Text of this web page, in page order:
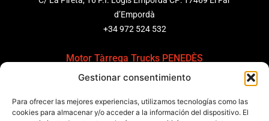
Gestionar consentimiento
Para ofrecer las mejores experiencias, utilizamos tecnologías como las
cookies para almacenar y/o acceder a la información del dispositivo. El
d’Empordà
+34 972 524 532
Motor Tàrrega Trucks PENEDÈS
C/ Ponent 8, Pol. Ind. Sant Pere Molanta, CP: 08799
+34 931 69 11 91